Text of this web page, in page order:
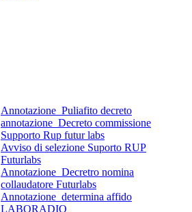
Annotazione_Puliafito decreto
annotazione_Decreto commissione
Supporto Rup futur labs
Avviso di selezione Suporto RUP
Futurlabs
Annotazione_Decretro nomina
collaudatore Futurlabs
Annotazione_determina affido
LABORADIO